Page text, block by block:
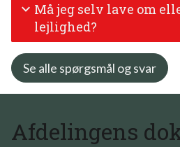
Må jeg selv lave om
lejlighed?
Se alle spørgsmål og svar
Afdelingens